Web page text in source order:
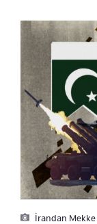
İrandan Mekke